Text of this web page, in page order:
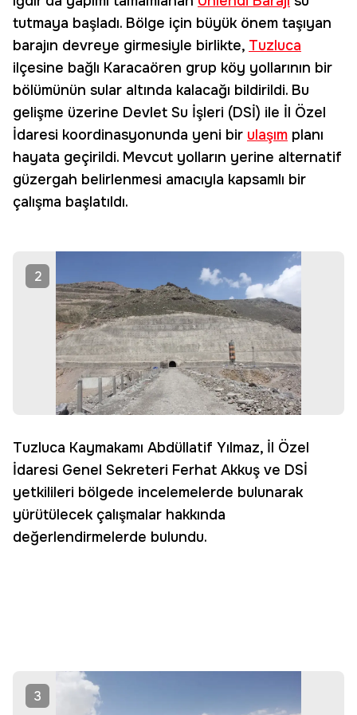
tutmaya başladı. Bölge için büyük önem taşıyan
barajın devreye girmesiyle birlikte, Tuzluca
ilçesine bağlı Karacaören grup köy yollarının bir
bölümünün sular altında kalacağı bildirildi. Bu
gelişme üzerine Devlet Su İşleri (DSİ) ile İl Özel
İdaresi koordinasyonunda yeni bir ulaşım planı
hayata geçirildi. Mevcut yolların yerine alternatif
güzergah belirlenmesi amacıyla kapsamlı bir
çalışma başlatıldı.
2
Tuzluca Kaymakamı Abdüllatif Yılmaz, İl Özel
İdaresi Genel Sekreteri Ferhat Akkuş ve DSİ
yetkilileri bölgede incelemelerde bulunarak
yürütülecek çalışmalar hakkında
değerlendirmelerde bulundu.
3